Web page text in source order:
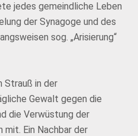
jedes gemeindliche Leben
der Synagoge und des
sog. „Arisierung“
Strauß in der
Gewalt gegen die
die Verwüstung der
mit. Ein Nachbar der